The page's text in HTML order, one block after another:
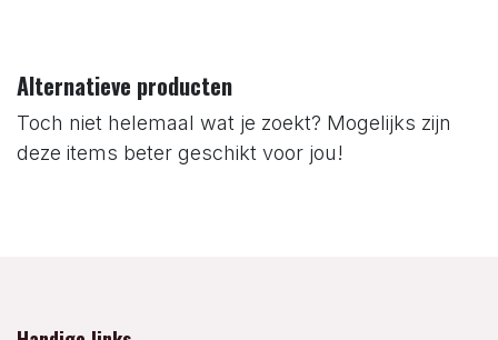
Alternatieve producten
Toch niet helemaal wat je zoekt? Mogelijks zijn
deze items beter geschikt voor jou!